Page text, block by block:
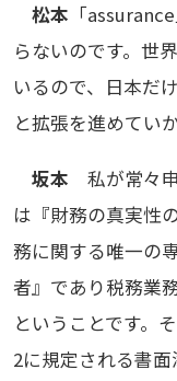
松本 「
らないのです。世
いるので、日本だ
と拡張を進めてい
坂本 私が常々
は『財務の真実性
務に関する唯一の
者』であり税務業
ということです。
2に規定される書